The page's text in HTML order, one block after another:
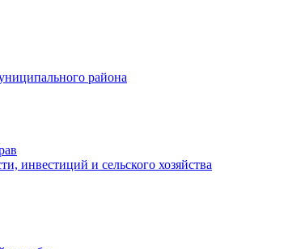
района
инвестиций и сельского хозяйства